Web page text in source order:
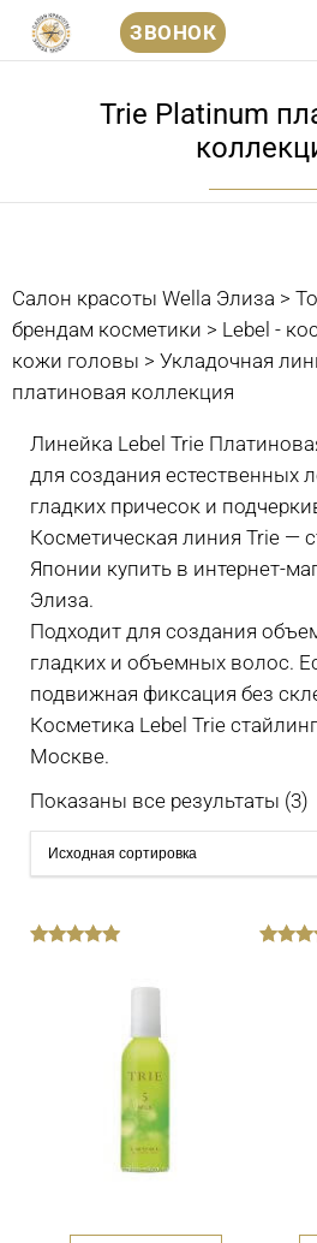
ЗВОНОК
Trie Platinum
Салон красоты Wella Элиза >
брендам косметики > Lebel -
кожи головы > Укладочная
платиновая коллекция
Линейка Lebel Trie
для создания естественных
гладких причесок и
Косметическая линия Trie —
Японии купить в интернет-
Элиза.
Подходит для создания
гладких и объемных волос.
подвижная фиксация без
Косметика Lebel Trie
Москве.
Показаны все результаты (3)